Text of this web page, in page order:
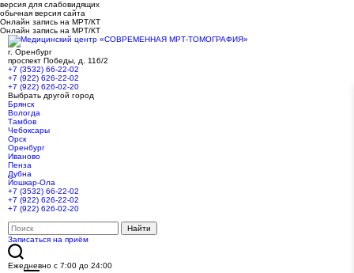
версия для слабовидящих
обычная версия сайта
Онлайн запись на МРТ/КТ
Онлайн запись на МРТ/КТ
г. Оренбург
проспект Победы, д. 116/2
+7 (3532) 66-22-02
+7 (922) 626-22-02
+7 (922) 626-02-20
Выбрать другой город
Брянск
Вологда
Тамбов
Чебоксары
Орск
Оренбург
Иваново
Пенза
Дубна
Йошкар-Ола
+7 (3532) 66-22-02
+7 (922) 626-22-02
+7 (922) 626-02-20
Записаться на приём
Ежедневно с 7:00 до 24:00